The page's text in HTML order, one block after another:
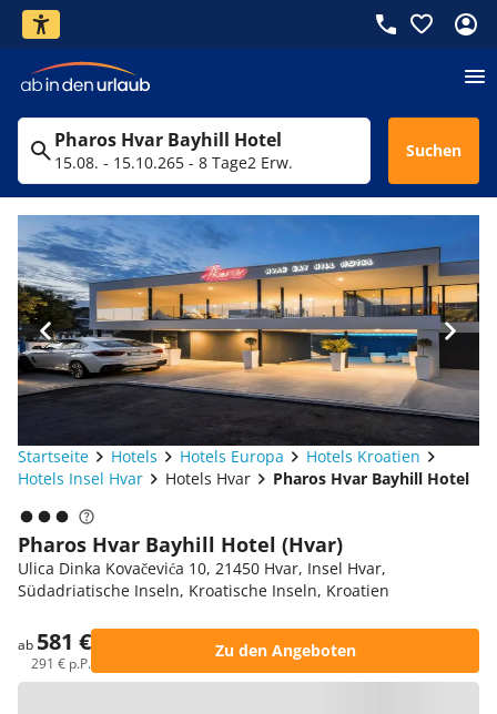
Pharos Hvar Bayhill Hotel
15.08. - 15.10.265 - 8 Tage2 Erw.
Suchen
Startseite Hotels Hotels Europa
Hotels Kroatien
Hotels Insel Hvar
Hotels Hvar Pharos Hvar Bayhill Hotel
Pharos Hvar Bayhill Hotel (Hvar)
Ulica Dinka Kovačevića 10, 21450 Hvar, Insel Hvar,
Südadriatische Inseln, Kroatische Inseln, Kroatien
ab 581 €
291 € p.P.
Zu den Angeboten